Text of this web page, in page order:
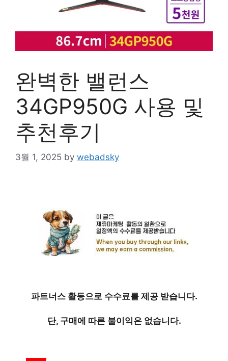
완벽한 밸런스
34GP950G 사용 및
추천후기
3월 1, 2025 by webadsky
파트너스 활동으로 수수료를 제공 받습니다.
단, 구매에 따른 불이익은 없습니다.